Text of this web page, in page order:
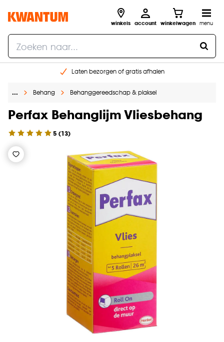
winkels account winkelwagen menu
Laten bezorgen of gratis afhalen
Gratis raam advies en opmeten aan huis
… Behang Behanggereedschap & plaksel
Perfax Behanglijm Vliesbehang
5 (13)